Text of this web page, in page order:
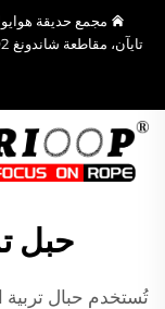
مجمع حديقة
تايآن، مقاطعة شاندونغ
حبل
تُستخدم حبال تربية